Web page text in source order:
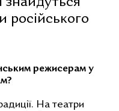
російського
режисерам у
На театри